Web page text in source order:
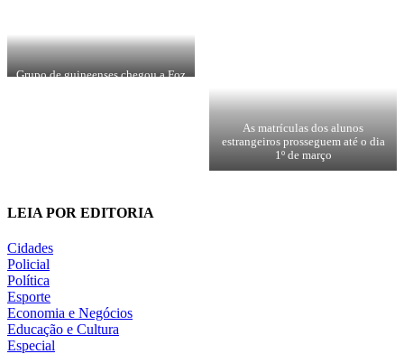
Grupo de guineenses chegou a Foz
As matrículas dos alunos
estrangeiros prosseguem até o dia
1º de março
LEIA POR EDITORIA
Cidades
Policial
Política
Esporte
Economia e Negócios
Educação e Cultura
Especial